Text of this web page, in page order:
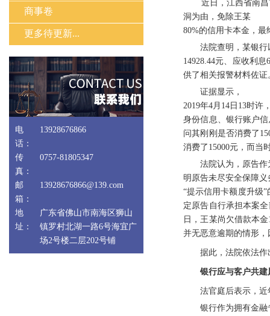
商事卷
更多待更新...
电
话：
13928676866
传
真：
0757-81805347
邮
箱：
13928676866@139.com
地
址：
广东省佛山市南海区狮山
镇罗村北湖一路6号海宜广
场2号楼二层202号铺
近日，江西省南昌市
洞为由，免除王某
80%的信用卡本金，
法院查明，某银行
14928.44元、应收利
供了相关报警材料佐证
证据显示，
2019年4月14日13时
身份信息、银行账户
问其刚刚是否消费了
消费了15000元，而当
法院认为，原告作为
明原告未尽安全保障
“提示信用卡额度升级
定原告自行承担本案全
日，王某尚欠借款本
并无恶意逾期的情形
据此，法院依法作
银行应与客户共
法官庭后表示，近年
银行作为拥有金融专